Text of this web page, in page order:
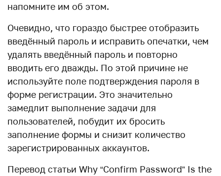
напомните им об этом.
Очевидно, что гораздо быстрее отобразить
введённый пароль и исправить опечатки, чем
удалять введённый пароль и повторно
вводить его дважды. По этой причине не
используйте поле подтверждения пароля в
форме регистрации. Это значительно
замедлит выполнение задачи для
пользователей, побудит их бросить
заполнение формы и снизит количество
зарегистрированных аккаунтов.
Перевод статьи Why “Confirm Password” Is the